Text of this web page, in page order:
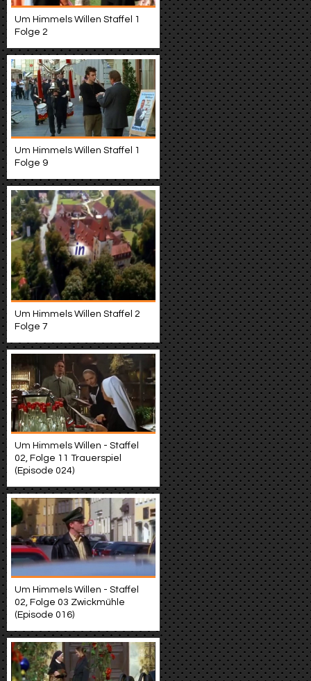
Um Himmels Willen Staffel 1
Folge 2
Um Himmels Willen Staffel 1
Folge 9
Um Himmels Willen Staffel 2
Folge 7
Um Himmels Willen - Staffel
02, Folge 11 Trauerspiel
(Episode 024)
Um Himmels Willen - Staffel
02, Folge 03 Zwickmühle
(Episode 016)